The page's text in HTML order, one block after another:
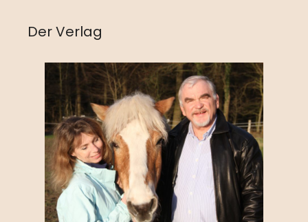
Der Verlag